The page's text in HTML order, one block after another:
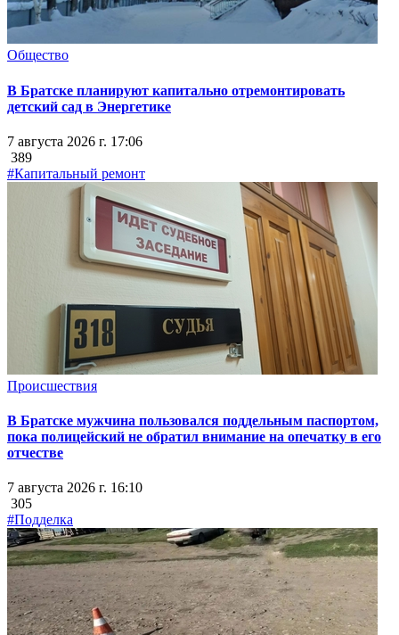
Общество
В Братске планируют капитально отремонтировать
детский сад в Энергетике
7 августа 2026 г. 17:06
389
#Капитальный ремонт
Происшествия
В Братске мужчина пользовался поддельным паспортом,
пока полицейский не обратил внимание на опечатку в его
отчестве
7 августа 2026 г. 16:10
305
#Подделка